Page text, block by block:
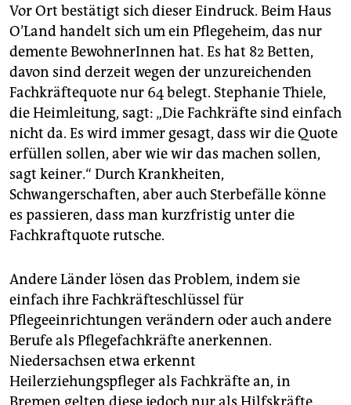
Vor Ort bestätigt sich dieser Eindruck. Beim Haus
O’Land handelt sich um ein Pflegeheim, das nur
demente BewohnerInnen hat. Es hat 82 Betten,
davon sind derzeit wegen der unzureichenden
Fachkräftequote nur 64 belegt. Stephanie Thiele,
die Heimleitung, sagt: „Die Fachkräfte sind einfach
nicht da. Es wird immer gesagt, dass wir die Quote
erfüllen sollen, aber wie wir das machen sollen,
sagt keiner.“ Durch Krankheiten,
Schwangerschaften, aber auch Sterbefälle könne
es passieren, dass man kurzfristig unter die
Fachkraftquote rutsche.
Andere Länder lösen das Problem, indem sie
einfach ihre Fachkräfteschlüssel für
Pflegeeinrichtungen verändern oder auch andere
Berufe als Pflegefachkräfte anerkennen.
Niedersachsen etwa erkennt
Heilerziehungspfleger als Fachkräfte an, in